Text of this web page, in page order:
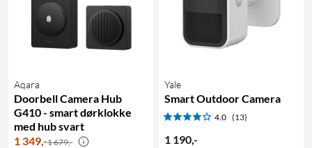
Aqara
Doorbell Camera Hub
G410 - smart dørklokke
med hub svart
1 349,-1 679,-
Yale
Smart Outdoor Camera
4.0 (13)
1 190,-